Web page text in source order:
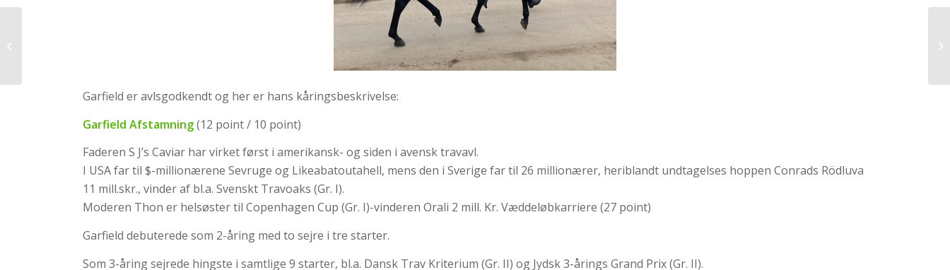
Garfield er avlsgodkendt og her er hans kåringsbeskrivelse:
Garfield Afstamning(12 point / 10 point)
Faderen S J’s Caviar har virket først i amerikansk- og siden i avensk travavl.
I USA far til $-millionærene Sevruge og Likeabatoutahell, mens den i Sverige far til 26 millionærer, heriblandt undtagelses hoppen Conrads Rödluva
11 mill.skr., vinder af bl.a. Svenskt Travoaks (Gr. I).
Moderen Thon er helsøster til Copenhagen Cup (Gr. I)-vinderen Orali 2 mill. Kr. Væddeløbkarriere (27 point)
Garfield debuterede som 2-åring med to sejre i tre starter.
Som 3-åring sejrede hingste i samtlige 9 starter, bl.a. Dansk Trav Kriterium (Gr. II) og Jydsk 3-årings Grand Prix (Gr. II).